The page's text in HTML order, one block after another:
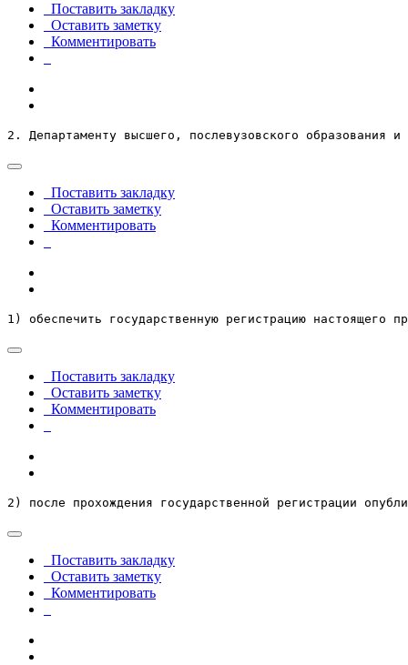
Поставить закладку
Оставить заметку
Комментировать
2. Департаменту высшего, послевузовского образования
Поставить закладку
Оставить заметку
Комментировать
1) обеспечить государственную регистрацию настоящего
Поставить закладку
Оставить заметку
Комментировать
2) после прохождения государственной регистрации
Поставить закладку
Оставить заметку
Комментировать